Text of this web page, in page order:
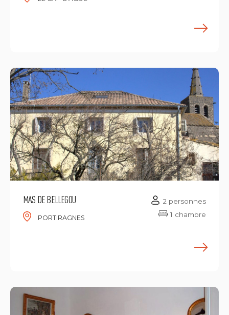
MAS DE BELLEGOU
PORTIRAGNES
2 personnes
1 chambre